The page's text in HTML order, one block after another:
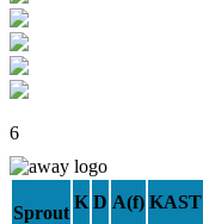
6
Sprout
K D A(f) KAST